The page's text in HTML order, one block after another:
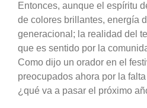
Entonces, aunque el espíritu
de colores brillantes, energía
generacional; la realidad del
que es sentido por la
Como dijo un orador en el
preocupados ahora por la
¿qué va a pasar el próximo